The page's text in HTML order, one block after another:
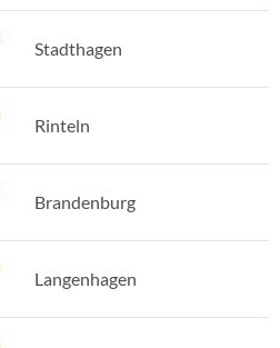
Stadthagen
Rinteln
Brandenburg
Langenhagen